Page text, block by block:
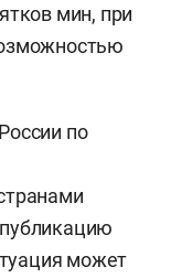
мин, при
по
может